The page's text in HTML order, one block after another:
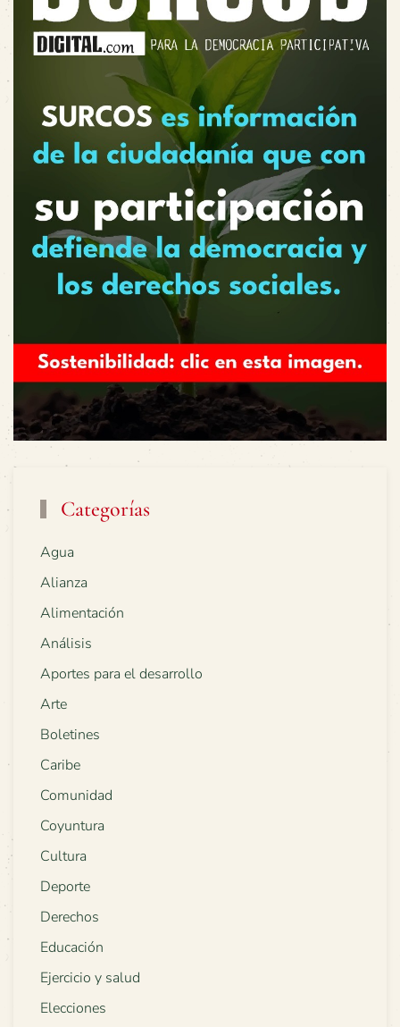
Categorías
Agua
Alianza
Alimentación
Análisis
Aportes para el desarrollo
Arte
Boletines
Caribe
Comunidad
Coyuntura
Cultura
Deporte
Derechos
Educación
Ejercicio y salud
Elecciones